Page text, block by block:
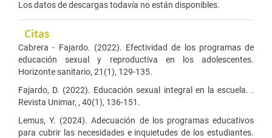
Los datos de descargas todavía no están disponibles.
Citas
Cabrera - Fajardo. (2022). Efectividad de los programas de
educación sexual y reproductiva en los adolescentes.
Horizonte sanitario, 21(1), 129-135.
Fajardo, D. (2022). Educación sexual integral en la escuela. .
Revista Unimar, , 40(1), 136-151.
Lemus, Y. (2024). Adecuación de los programas educativos
para cubrir las necesidades e inquietudes de los estudiantes.